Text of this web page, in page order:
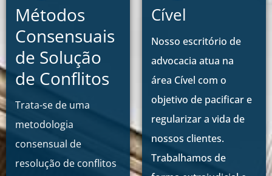
Métodos
Consensuais
de Solução
de Conflitos
Trata-se de uma
metodologia
consensual de
resolução de conflitos
Cível
Nosso escritório de
advocacia atua na
área Cível com o
objetivo de pacificar e
regularizar a vida de
nossos clientes.
Trabalhamos de